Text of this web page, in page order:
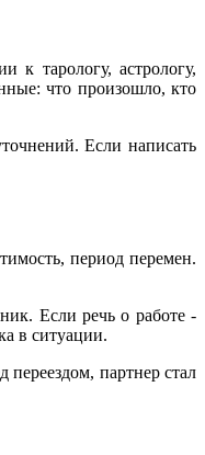
к тарологу, астрологу,
что произошло, кто
Если написать
период перемен.
Если речь о работе -
в ситуации.
партнер стал